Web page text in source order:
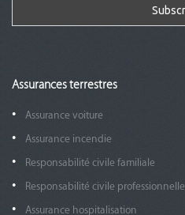
Assurances terrestres
Assurance voiture
Assurance incendie
Responsabilité civile familiale
Responsabilité civile professionnelle
Assurance hospitalisation